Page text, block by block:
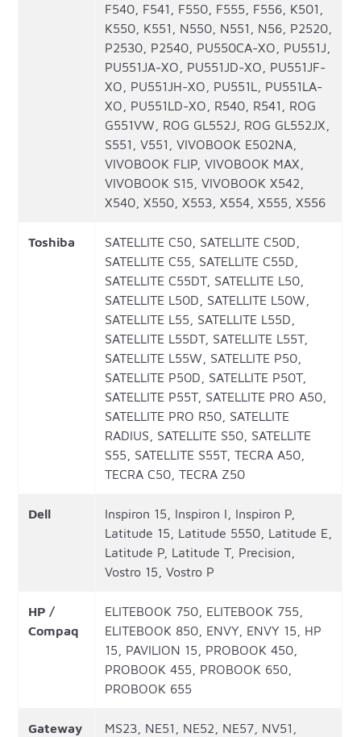
F540, F541, F550, F555, F556, K501,
K550, K551, N550, N551, N56, P2520,
P2530, P2540, PU550CA-XO, PU551J,
PU551JA-XO, PU551JD-XO, PU551JF-
XO, PU551JH-XO, PU551L, PU551LA-
XO, PU551LD-XO, R540, R541, ROG
G551VW, ROG GL552J, ROG GL552JX,
S551, V551, VIVOBOOK E502NA,
VIVOBOOK FLIP, VIVOBOOK MAX,
VIVOBOOK S15, VIVOBOOK X542,
X540, X550, X553, X554, X555, X556
Toshiba
SATELLITE C50, SATELLITE C50D,
SATELLITE C55, SATELLITE C55D,
SATELLITE C55DT, SATELLITE L50,
SATELLITE L50D, SATELLITE L50W,
SATELLITE L55, SATELLITE L55D,
SATELLITE L55DT, SATELLITE L55T,
SATELLITE L55W, SATELLITE P50,
SATELLITE P50D, SATELLITE P50T,
SATELLITE P55T, SATELLITE PRO A50,
SATELLITE PRO R50, SATELLITE
RADIUS, SATELLITE S50, SATELLITE
S55, SATELLITE S55T, TECRA A50,
TECRA C50, TECRA Z50
Dell
Inspiron 15, Inspiron I, Inspiron P,
Latitude 15, Latitude 5550, Latitude E,
Latitude P, Latitude T, Precision,
Vostro 15, Vostro P
HP /
Compaq
ELITEBOOK 750, ELITEBOOK 755,
ELITEBOOK 850, ENVY, ENVY 15, HP
15, PAVILION 15, PROBOOK 450,
PROBOOK 455, PROBOOK 650,
PROBOOK 655
Gateway
MS23, NE51, NE52, NE57, NV51,